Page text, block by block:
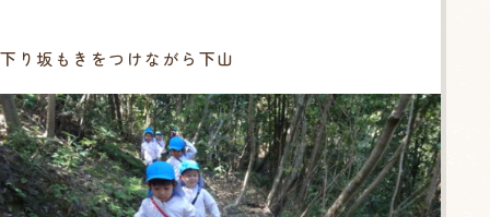
下り坂もきをつけながら下山